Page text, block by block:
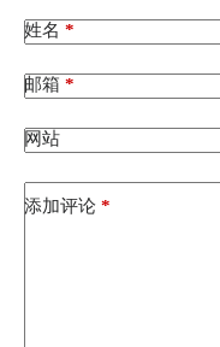
姓名 *
邮箱 *
网站
添加评论 *